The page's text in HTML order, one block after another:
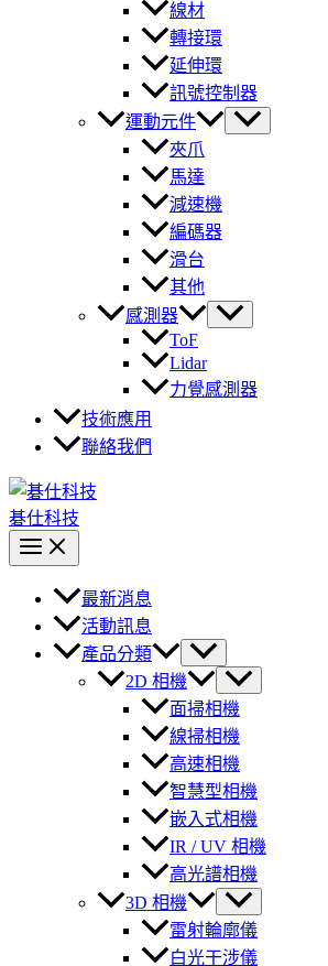
線材
轉接環
延伸環
訊號控制器
運動元件
夾爪
馬達
減速機
編碼器
滑台
其他
感測器
ToF
Lidar
力覺感測器
技術應用
聯絡我們
碁仕科技
最新消息
活動訊息
產品分類
2D 相機
面掃相機
線掃相機
高速相機
智慧型相機
嵌入式相機
IR / UV 相機
高光譜相機
3D 相機
雷射輪廓儀
白光干涉儀